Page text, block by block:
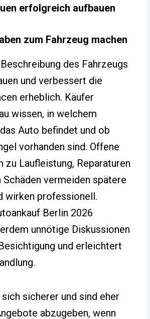
erfolgreich aufbauen
zum Fahrzeug machen
des Fahrzeugs
und verbessert die
erheblich. Käufer
wissen, in welchem
Auto befindet und ob
vorhanden sind. Offene
zu Laufleistung, Reparaturen
vermeiden spätere
wirken professionell.
Berlin 2026
unnötige Diskussionen
und erleichtert
sicherer und sind eher
abzugeben, wenn